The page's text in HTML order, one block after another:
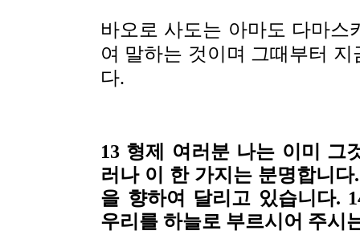
바오로 사도는 아마도 다마
여 말하는 것이며 그때부터
다.
13 형제 여러분 나는 이미 그
러나 이 한 가지는 분명합니
을 향하여 달리고 있습니다.
우리를 하늘로 부르시어 주시